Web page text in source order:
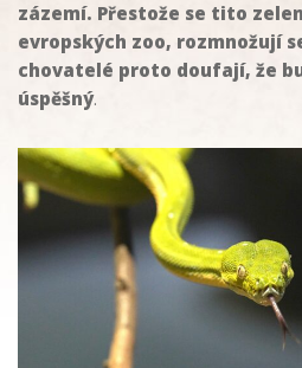
zázemí. Přestože se tito
evropských zoo, rozmnožují
chovatelé proto doufají, že
úspěšný.